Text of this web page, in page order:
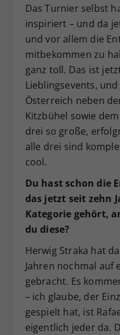
Das Turnier selbst
inspiriert – und da
und vor allem die
mitbekommen zu
ganz toll. Das ist
Lieblingsevents,
Österreich neben
Kitzbühel sowie
drei so große,
alle drei sind
cool.
Du hast schon die
das jetzt seit zehn
Kategorie gehört,
du diese?
Herwig Straka hat
Jahren nochmal auf
gebracht. Es
– ich glaube, der
gespielt hat, ist
eigentlich jeder da.